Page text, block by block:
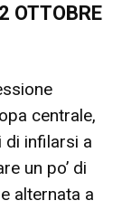
OTTOBRE
centrale,
di infilarsi a
un po’ di
alternata a